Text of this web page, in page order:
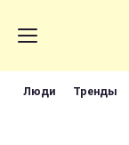
Люди Тренды